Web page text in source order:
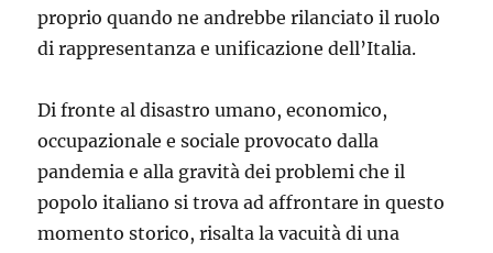
proprio quando ne andrebbe rilanciato il ruolo
di rappresentanza e unificazione dell’Italia.
Di fronte al disastro umano, economico,
occupazionale e sociale provocato dalla
pandemia e alla gravità dei problemi che il
popolo italiano si trova ad affrontare in questo
momento storico, risalta la vacuità di una